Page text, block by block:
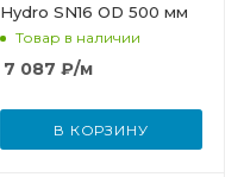
Hydro SN16 OD 500 мм
Товар в наличии
7 087 ₽/м
В КОРЗИНУ